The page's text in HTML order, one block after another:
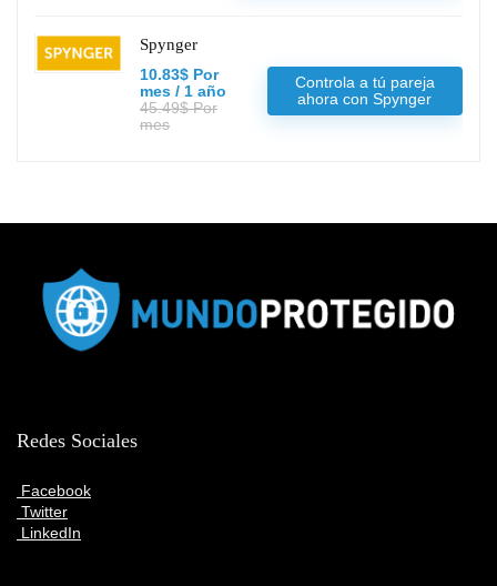
Spynger
10.83$ Por
mes / 1 año
45.49$ Por
mes
Controla a tú pareja
ahora con Spynger
Redes Sociales
Facebook
Twitter
LinkedIn